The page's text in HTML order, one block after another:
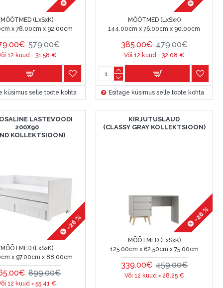
MÕÕTMED (LxSxK)
x 78.00cm x 92.00cm
579.00€
12 kuud = 31.58 €
küsimus selle toote kohta
MÕÕTMED (LxSxK)
144.00cm x 76.00cm x 90.00cm
385.00€ 479.00€
Või 12 kuud =32.08 €
Esitage küsimus selle toote kohta
LASTEVOODI
200X90
KOLLEKTSIOON)
-26 %
MÕÕTMED (LxSxK)
x 97.00cm x 88.00cm
899.00€
12 kuud = 55.41 €
KIRJUTUSLAUD
(CLASSY GRAY KOLLEKTSIOON)
-26 %
MÕÕTMED (LxSxK)
125.00cm x 62.50cm x 75.00cm
339.00€ 459.00€
Või 12 kuud = 28.25€